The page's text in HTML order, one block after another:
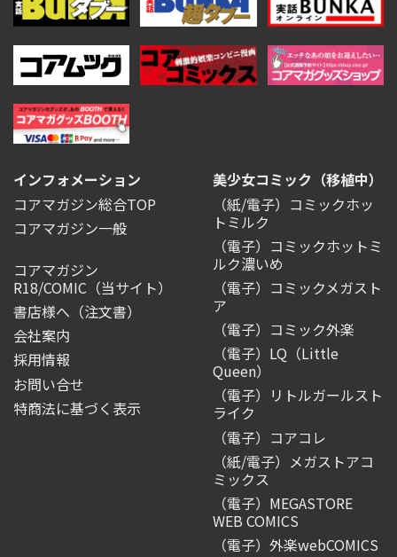
インフォメーション
コアマガジン総合TOP
コアマガジン一般
コアマガジン
R18/COMIC （当サイト）
書店様へ（注文書）
会社案内
採用情報
お問い合せ
特商法に基づく表示
美少女コミック（移植中）
（紙/電子）コミックホッ
トミルク
（電子）コミックホットミ
ルク濃いめ
（電子）コミックメガスト
ア
（電子）コミック外楽
（電子）LQ（Little
Queen）
（電子）リトルガールスト
ライク
（電子）コアコレ
（紙/電子）メガストアコ
ミックス
（電子）MEGASTORE
WEB COMICS
（電子）外楽webCOMICS